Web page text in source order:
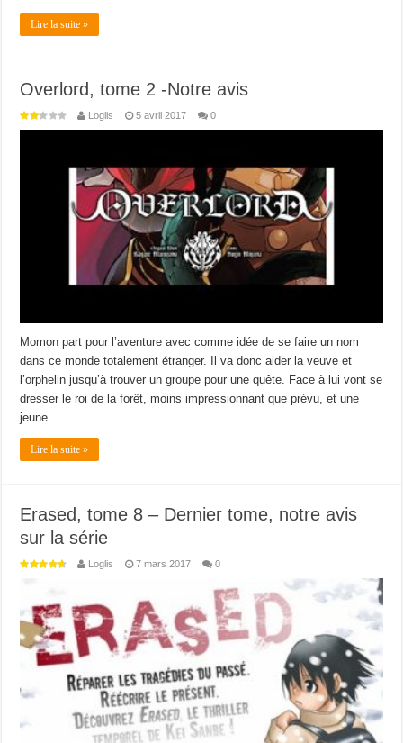
Lire la suite »
Overlord, tome 2 -Notre avis
Loglis 5 avril 2017 0
Momon part pour l’aventure avec comme idée de se faire un nom
dans ce monde totalement étranger. Il va donc aider la veuve et
l’orphelin jusqu’à trouver un groupe pour une quête. Face à lui vont se
dresser le roi de la forêt, moins impressionnant que prévu, et une
jeune …
Lire la suite »
Erased, tome 8 – Dernier tome, notre avis
sur la série
Loglis 7 mars 2017 0